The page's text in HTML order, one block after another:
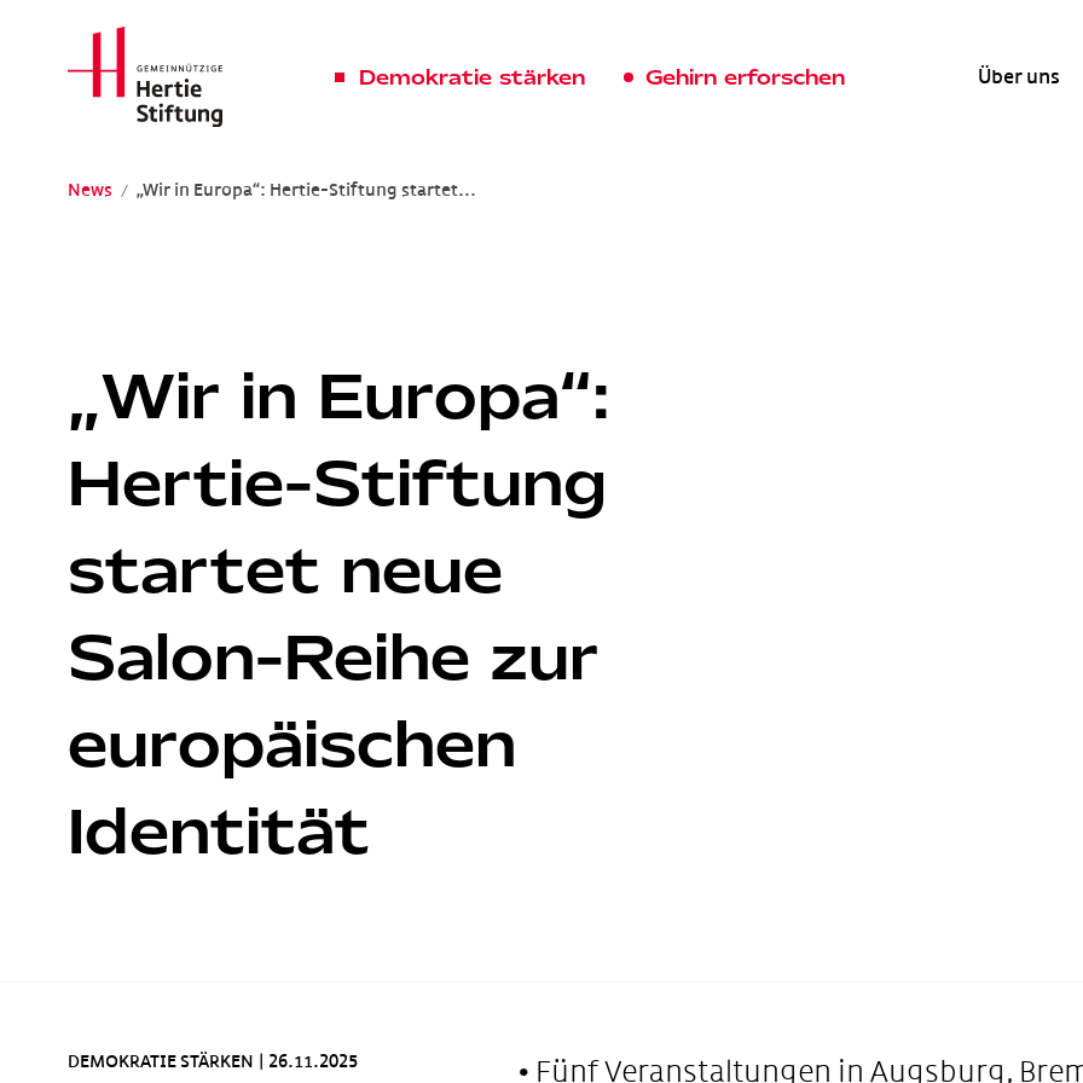
Hertie Stiftung Logo
Demokratie stärken Gehirn erforschen Über uns
News „Wir in Europa“: Hertie-Stiftung startet...
„Wir in Europa“:
Hertie-Stiftung
startet neue
Salon-Reihe zur
europäischen
Identität
DEMOKRATIE STÄRKEN 26.11.2025 • Fünf Veranstaltungen in Augsburg,